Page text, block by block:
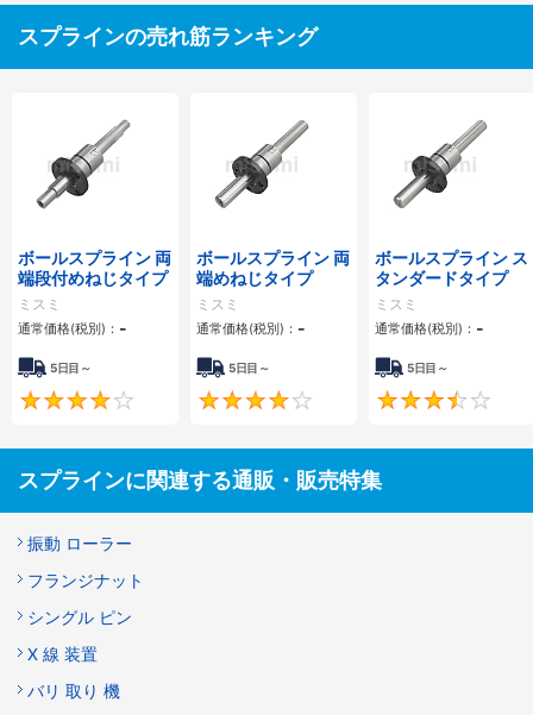
スプラインの売れ筋ランキング
ボールスプライン 両
端段付めねじタイプ
ミスミ
通常価格(税別)： -
5日目～
4
ボールスプライン 両
端めねじタイプ
ミスミ
通常価格(税別)： -
5日目～
4.3
ボールスプライン ス
タンダードタイプ
ミスミ
通常価格(税別)： -
5日目～
スプラインに関連する通販・販売特集
振動 ローラー
フランジナット
シングル ピン
X 線 装置
バリ 取り 機